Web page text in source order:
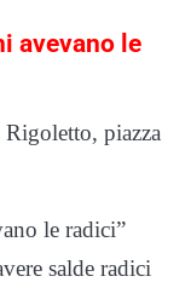
avevano le
piazza
le radici”
salde radici